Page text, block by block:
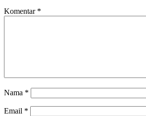
Komentar *
Nama *
Email *